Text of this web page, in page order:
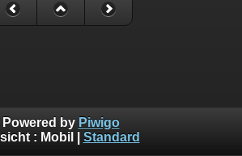
Powered by Piwigo
: Mobil Standard